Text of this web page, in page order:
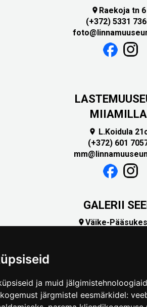
ja muid
järgmistel eesmärkidel:
 Raekoja tn 6
(+372) 5331
MIIAMILLA
 L.Koidula
(+372) 601
GALERII
Väike-